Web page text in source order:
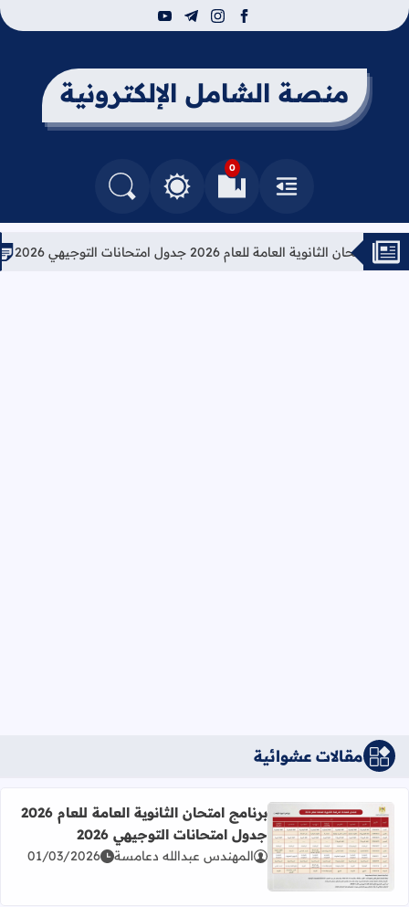
facebook
instagram
telegram
youtube
منصة الشامل الإلكترونية
القائمة
0
العلامات المرجعيةالتغيير بين الوضع النهاري والداكن
البحث في المدونة
العامة للعام 2026 جدول امتحانات التوجيهي 2026
مقالات عشوائية
اقرأ المزيد عن برنامج امتحان الثانوية العامة للعام 2026 جدول امتحانات التوجيهي 2026
برنامج امتحان الثانوية العامة للعام 2026
جدول امتحانات التوجيهي 2026
المهندس عبدالله دعامسة 01/03/2026